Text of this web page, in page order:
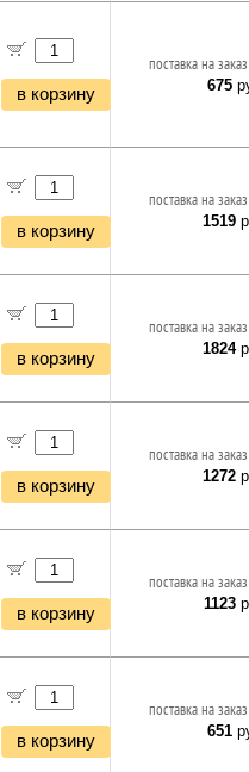
в корзину
поставка на
675
в корзину
поставка на
1519
в корзину
поставка на
1824
в корзину
поставка на
1272
в корзину
поставка на
1123
в корзину
поставка на
651